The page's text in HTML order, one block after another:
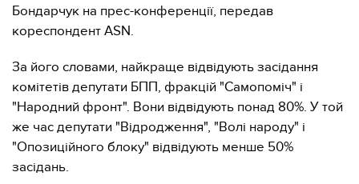
Бондарчук на прес-конференції, передав
кореспондент ASN.
За його словами, найкраще відвідують засідання
комітетів депутати БПП, фракцій "Самопоміч" і
"Народний фронт". Вони відвідують понад 80%. У той
же час депутати "Відродження", "Волі народу" і
"Опозиційного блоку" відвідують менше 50%
засідань.